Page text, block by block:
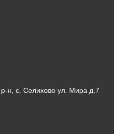
р-н, с. Селихово ул. Мира д.7